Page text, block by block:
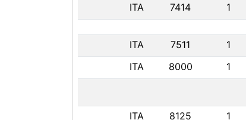
ITA 7414 1
ITA 7511 1
ITA 8000 1
ITA 8125 1